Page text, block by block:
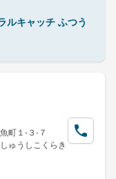
ルキャッチ ふつう
町１-３-７
ゅうしこくらき